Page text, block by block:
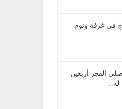
في غرفة ونوم
الفجر أربعين
له...